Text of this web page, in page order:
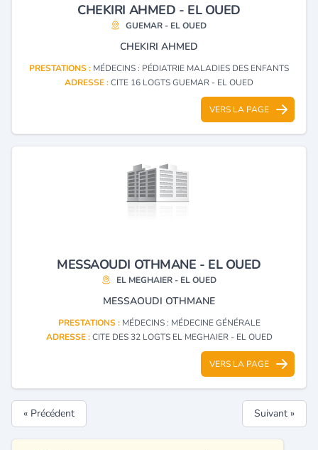
CHEKIRI AHMED - EL OUED
GUEMAR - EL OUED
CHEKIRI AHMED
PRESTATIONS : MÉDECINS : PÉDIATRIE MALADIES DES ENFANTS
ADRESSE :CITE 16 LOGTS GUEMAR - EL OUED
VERS LA PAGE
MESSAOUDI OTHMANE - EL OUED
EL MEGHAIER - EL OUED
MESSAOUDI OTHMANE
PRESTATIONS : MÉDECINS : MÉDECINE GÉNÉRALE
ADRESSE :CITE DES 32 LOGTS EL MEGHAIER - EL OUED
VERS LA PAGE
« Précédent Suivant »